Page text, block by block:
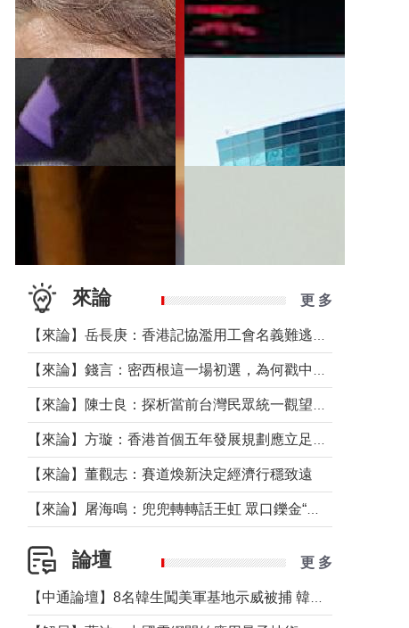
來論 更 多
【來論】董觀志：賽道煥新決定經濟行穩致遠
論壇 更 多